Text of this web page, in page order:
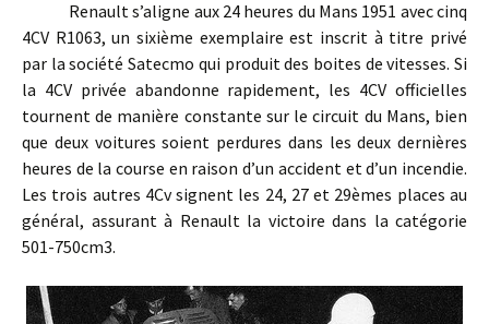
Renault s’aligne aux 24 heures du Mans 1951 avec cinq
4CV R1063, un sixième exemplaire est inscrit à titre privé
par la société Satecmo qui produit des boites de vitesses. Si
la 4CV privée abandonne rapidement, les 4CV officielles
tournent de manière constante sur le circuit du Mans, bien
que deux voitures soient perdures dans les deux dernières
heures de la course en raison d’un accident et d’un incendie.
Les trois autres 4Cv signent les 24, 27 et 29èmes places au
général, assurant à Renault la victoire dans la catégorie
501-750cm3.